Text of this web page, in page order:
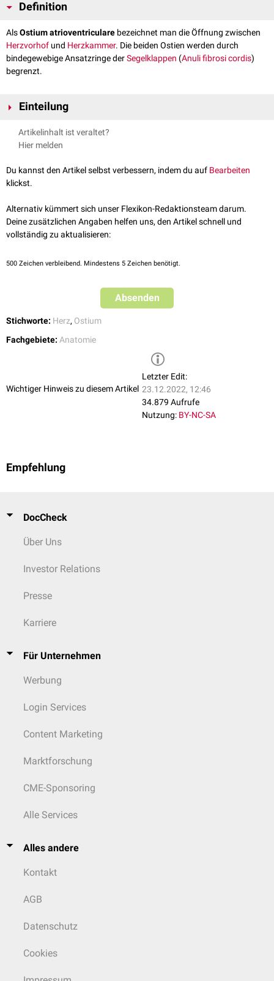
Definition
AlsOstium atrioventriculare bezeichnet man die Öffnung zwischen
Herzvorhof und Herzkammer. Die beiden Ostien werden durch
bindegewebige Ansatzringe derSegelklappen (Anuli fibrosi cordis)
begrenzt.
Einteilung
Ostium atrioventriculare dextrum: Öffnung zwischen rechtem Vorhof
Atrium cordis dextrum
Ostium atrioventriculare sinistrum: Öffnung zwischen linkem Vorhof
( Atrium cordis sinistrum ) und linkem Ventrikel (
Artikelinhalt ist veraltet?
Hier melden
Du kannst den Artikel selbst verbessern, indem du auf Bearbeiten
klickst.
Alternativ kümmert sich unser Flexikon-Redaktionsteam darum.
Deine zusätzlichen Angaben helfen uns, den Artikel schnell und
vollständig zu aktualisieren:
500 Zeichen verbleibend. Mindestens 5 Zeichen benötigt.
Absenden
Stichworte: Herz, Ostium
Fachgebiete: Anatomie
Wichtiger Hinweis zu diesem Artikel
Letzter Edit:
23.12.2022, 12:46
34.879 Aufrufe
Nutzung: BY-NC-SA
Empfehlung
DocCheck
Über Uns
Investor Relations
Presse
Karriere
Für Unternehmen
Werbung
Login Services
Content Marketing
Marktforschung
CME-Sponsoring
Alle Services
Alles andere
Kontakt
AGB
Datenschutz
Cookies